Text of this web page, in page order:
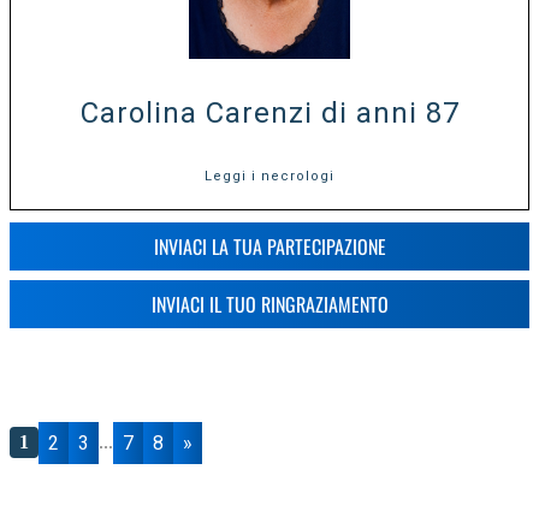
Carolina Carenzi di anni 87
Leggi i necrologi
INVIACI LA TUA PARTECIPAZIONE
INVIACI IL TUO RINGRAZIAMENTO
1 2 3 ... 7 8 »